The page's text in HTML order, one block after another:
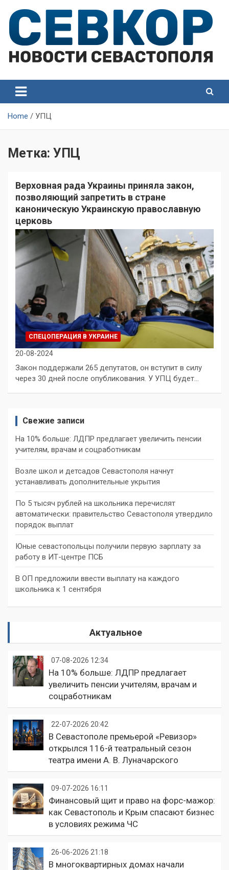
content
Севастополя
Севастополя
Home УПЦ
Метка: УПЦ
Верховная рада Украины приняла закон,
позволяющий запретить в стране
каноническую Украинскую православную
церковь
СПЕЦОПЕРАЦИЯ В УКРАИНЕ
20-08-2024
Закон поддержали 265 депутатов, он вступит в силу
через 30 дней после опубликования. У УПЦ будет…
Свежие записи
На 10% больше: ЛДПР предлагает увеличить пенсии
учителям, врачам и соцработникам
Возле школ и детсадов Севастополя начнут
устанавливать дополнительные укрытия
По 5 тысяч рублей на школьника перечислят
автоматически: правительство Севастополя утвердило
порядок выплат
Юные севастопольцы получили первую зарплату за
работу в ИТ-центре ПСБ
В ОП предложили ввести выплату на каждого
школьника к 1 сентября
Актуальное
07-08-2026 12:34
На 10% больше: ЛДПР предлагает
увеличить пенсии учителям, врачам и
соцработникам
22-07-2026 20:42
В Севастополе премьерой «Ревизор»
открылся 116-й театральный сезон
театра имени А. В. Луначарского
09-07-2026 16:11
Финансовый щит и право на форс-мажор:
как Севастополь и Крым спасают бизнес
в условиях режима ЧС
26-06-2026 21:18
В многоквартирных домах начали